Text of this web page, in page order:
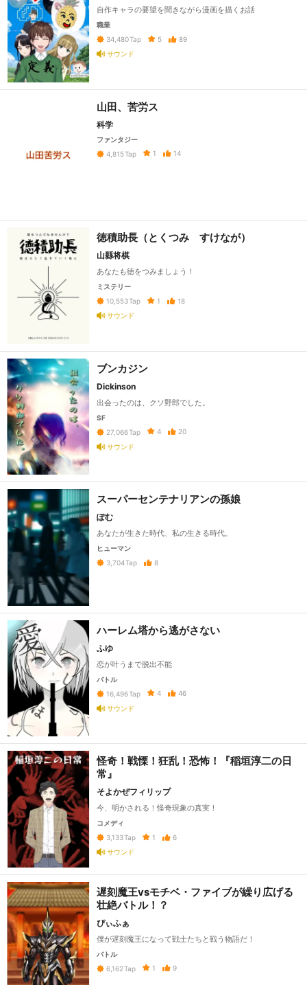
自作キャラの要望を聞きながら漫画を描くお話
職業
34,480Tap 5
89
サウンド
山田、苦労ス
科学
ファンタジー
4,815Tap 1 14
徳積助長（とくつみ すけなが）
山縣将棋
あなたも徳をつみましょう！
ミステリー
10,553Tap 1
18
サウンド
ブンカジン
Dickinson
出会ったのは、クソ野郎でした。
SF
27,066Tap 4
20
サウンド
スーパーセンテナリアンの孫娘
ぽむ
あなたが生きた時代、私の生きる時代。
ヒューマン
3,704Tap 8
ハーレム塔から逃がさない
ふゆ
恋が叶うまで脱出不能
バトル
16,496Tap 4
46
サウンド
怪奇！戦慄！狂乱！恐怖！『稲垣淳二の日
常』
そよかぜフィリップ
今、明かされる！怪奇現象の真実！
コメディ
3,133Tap 1
6
サウンド
遅刻魔王vsモチベ・ファイブが繰り広げる
壮絶バトル！？
ぴぃふぁ
僕が遅刻魔王になって戦士たちと戦う物語だ！
バトル
6,162 Tap 1 9